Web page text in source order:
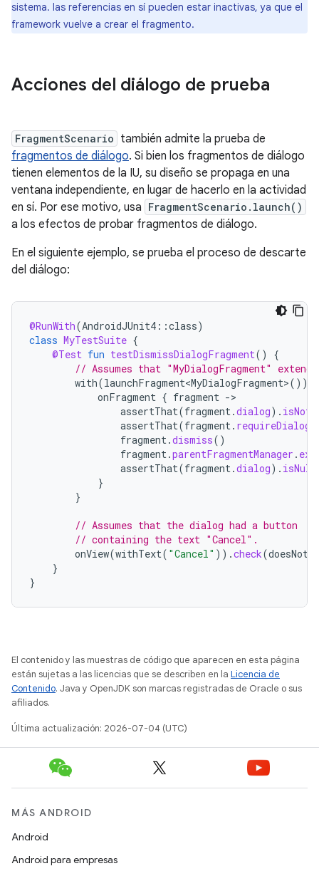
sistema. las referencias en sí pueden estar inactivas, ya que el
framework vuelve a crear el fragmento.
Acciones del diálogo de prueba
FragmentScenario también admite la prueba de
fragmentos de diálogo. Si bien los fragmentos de diálogo
tienen elementos de la IU, su diseño se propaga en una
ventana independiente, en lugar de hacerlo en la actividad
en sí. Por ese motivo, usa FragmentScenario.launch()
a los efectos de probar fragmentos de diálogo.
En el siguiente ejemplo, se prueba el proceso de descarte
del diálogo:
@RunWith(AndroidJUnit4 ::class)
class MyTestSuite {
@Test fun testDismissDialogFragment()
{
// Assumes that "MyDialogFragment"
with(launchFragment<MyDialogFragment>())
onFragment { fragment -
assertThat(fragment.dialog).
assertThat(fragment. requireDialog
fragment.dismiss()
fragment.parentFragmentManager .
assertThat(fragment.dialog). isNull
}
}
// Assumes that the dialog had a button
// containing the text "Cancel".
onView(withText( "Cancel" )).check(
}
}
El contenido y las muestras de código que aparecen en esta página
están sujetas a las licencias que se describen en la Licencia de
Contenido. Java y OpenJDK son marcas registradas de Oracle o sus
afiliados.
Última actualización: 2026-07-04 (UTC)
MÁS ANDROID
Android
Android para empresas